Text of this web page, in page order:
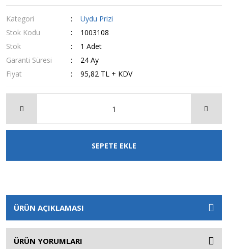
Kategori
Uydu Prizi
Stok Kodu
1003108
Stok
1 Adet
Garanti Süresi
24 Ay
Fiyat
95,82 TL + KDV
SEPETE EKLE
ÜRÜN AÇIKLAMASI
ÜRÜN YORUMLARI